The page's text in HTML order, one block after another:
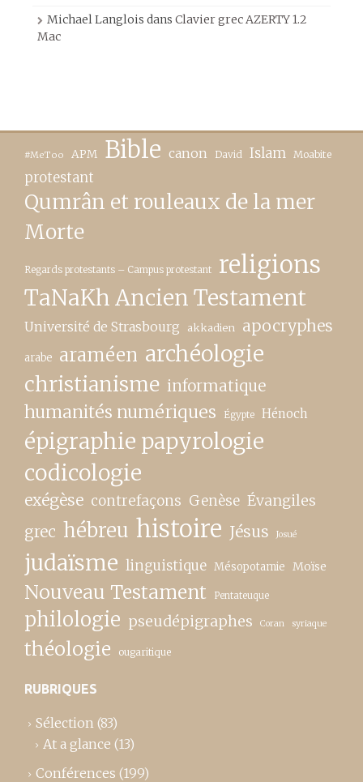
Michael Langlois dans Clavier grec AZERTY 1.2
Mac
#MeToo APM Bible canon David Islam Moabite
protestant
Qumrân et rouleaux de la mer
Morte
Regards protestants – Campus protestant religions
TaNaKh Ancien Testament
Université de Strasbourg akkadien apocryphes
arabe araméen archéologie
christianisme informatique
humanités numériques Égypte Hénoch
épigraphie papyrologie
codicologie
exégèse contrefaçons Genèse Évangiles
grec hébreu histoire Jésus Josué
judaïsme linguistique Mésopotamie Moïse
Nouveau Testament Pentateuque
philologie pseudépigraphes Coran syriaque
théologie ougaritique
RUBRIQUES
Sélection (83)
At a glance (13)
Conférences (199)